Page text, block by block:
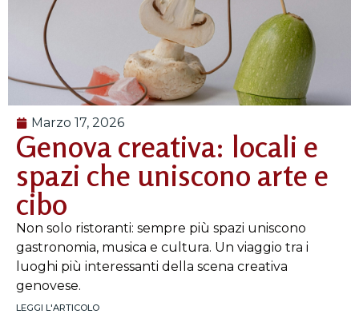
Marzo 17, 2026
Genova creativa: locali e
spazi che uniscono arte e
cibo
Non solo ristoranti: sempre più spazi uniscono
gastronomia, musica e cultura. Un viaggio tra i
luoghi più interessanti della scena creativa
genovese.
LEGGI L'ARTICOLO